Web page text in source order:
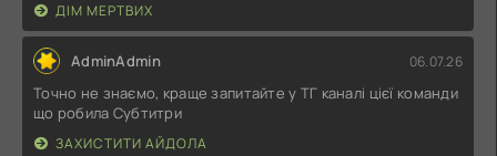
ДІМ МЕРТВИХ
AdminAdmin 06.07.26
Точно не знаємо, краще запитайте у ТГ каналі цієї команди
що робила Субтитри
ЗАХИСТИТИ АЙДОЛА